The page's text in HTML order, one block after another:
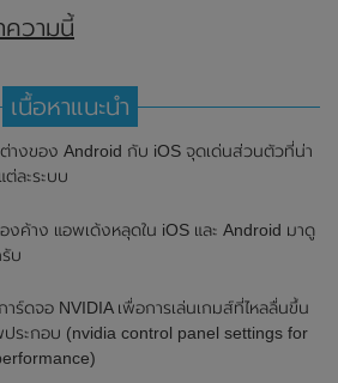
ความนี้
เนื้อหาแนะนำ
างของ Android กับ iOS จุดเด่นส่วนตัวที่น่า
ต่ละระบบ
งค้าง แอพเด้งหลุดใน iOS และ Android มาดู
บ
าร์ดจอ NVIDIA เพื่อการเล่นเกมส์ที่ไหลลื่นขึ้น
ระกอบ (nvidia control panel settings for